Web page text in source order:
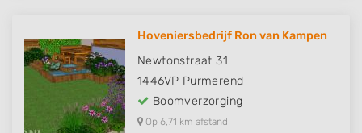
Hoveniersbedrijf Ron van Kampen
Newtonstraat 31
1446VP Purmerend
Boomverzorging
Op 6,71 km afstand